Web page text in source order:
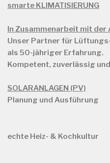
smarte KLIMATISIERUNG
In Zusammenarbeit mit der
Unser Partner für
als 50-jähriger Erfahrung.
Kompetent, zuverlässig
SOLARANLAGEN (PV)
Planung und Ausführung
echte Heiz- & Kochkultur